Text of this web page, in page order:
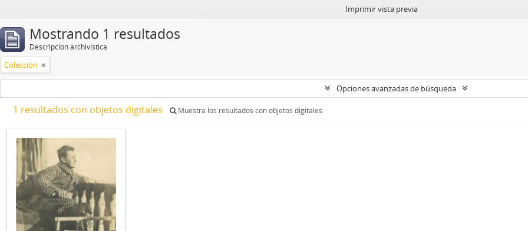
Imprimir vista previa
Mostrando 1 resultados
Descripción archivística
Colección
Opciones avanzadas de búsqueda
1 resultados con objetos digitales Muestra los resultados con objetos digitales